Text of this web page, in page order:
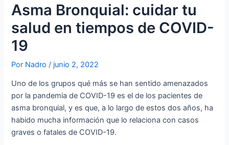
Asma Bronquial: cuidar tu
salud en tiempos de COVID-
19
Por Nadro/ junio 2, 2022
Uno de los grupos qué más se han sentido amenazados
por la pandemia de COVID-19 es el de los pacientes de
asma bronquial, y es que, a lo largo de estos dos años, ha
habido mucha información que lo relaciona con casos
graves o fatales de COVID-19.